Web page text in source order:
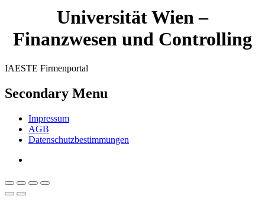
Universität Wien –
Finanzwesen und Controlling
IAESTE Firmenportal
Secondary Menu
Impressum
AGB
Datenschutzbestimmungen